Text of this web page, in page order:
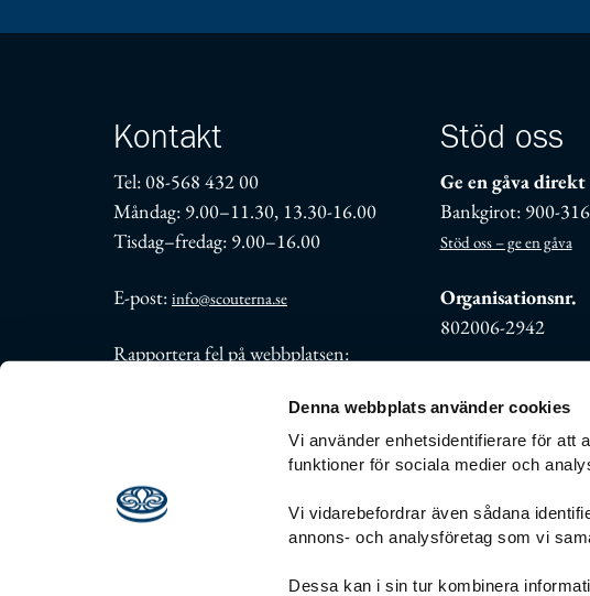
Denna webbplats använder cookies
Vi använder enhetsidentifierare för att
funktioner för sociala medier och
Vi vidarebefordrar även sådana
annons- och analysföretag som vi
Dessa kan i sin tur kombinera
Kontakt
Tel: 08-568 432 00
Måndag: 9.00–11.30, 13.30-16.00
Tisdag–fredag: 9.00–16.00
E-post: info@scouterna.se
Rapportera fel på webbplatsen:
Stöd oss
Ge en gåva direkt
Bankgirot: 900-
Stöd oss – ge en gåva
Organisationsnr.
802006-2942
Personuppgiftsbehandling Visselblåsning